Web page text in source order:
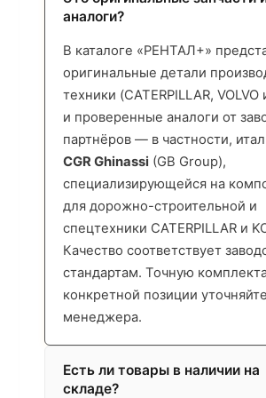
аналоги?
В каталоге «РЕНТАЛ+»
оригинальные детали
техники (CATERPILLAR, VOLVO
и проверенные аналоги от
партнёров — в частности,
CGR Ghinassi (GB Group),
специализирующейся на
для дорожно-строительной и
спецтехники CATERPILLAR и
Качество соответствует
стандартам. Точную
конкретной позиции
менеджера.
Есть ли товары в наличии на
складе?